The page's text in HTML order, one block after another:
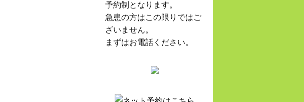
予約制となります。
急患の方はこの限りではご
ざいません。
まずはお電話ください。